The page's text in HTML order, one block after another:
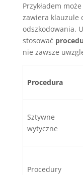
Przykładem
zawiera klauzule
odszkodowania.
stosować
nie zawsze
Procedura
Sztywne
wytyczne
Procedury